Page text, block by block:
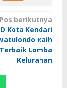
Pos berikutnya
Kota Kendari
Raih
Lomba
Kelurahan